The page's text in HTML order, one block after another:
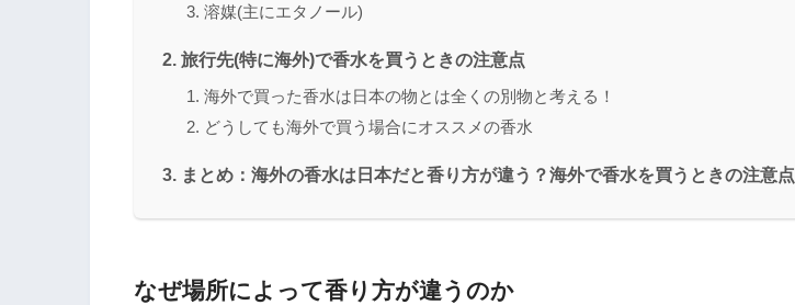
溶媒(主にエタノール)
旅行先(特に海外)で香水を買うときの注意点
海外で買った香水は日本の物とは全くの別物と考える！
どうしても海外で買う場合にオススメの香水
まとめ：海外の香水は日本だと香り方が違う？海外で香水を買うときの注意点
なぜ場所によって香り方が違うのか